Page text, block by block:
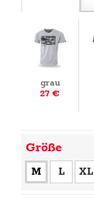
grau
27 €
Größe
M L XL